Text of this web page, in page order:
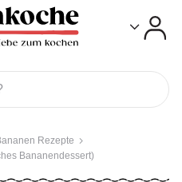
Rezepte
Bananendessert)